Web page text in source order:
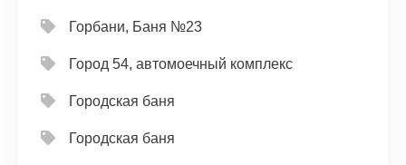
Горбани, Баня №23
Город 54, автомоечный комплекс
Городская баня
Городская баня